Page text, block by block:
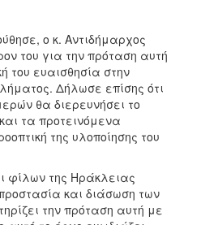
ο κ. Αντιδήμαρχος
του για την πρόταση αυτή
του ευαισθησία στην
Δήλωσε επίσης ότι
θα διερευνήσει το
τα προτεινόμενα
της υλοποίησης του
φίλων της Ηράκλειας
και διάσωση των
την πρόταση αυτή με